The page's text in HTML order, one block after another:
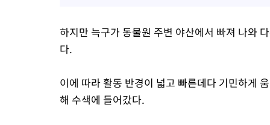
하지만 늑구가 동물원 주변 야산에서 빠져 나와
다.
이에 따라 활동 반경이 넓고 빠른데다 기민하게
해 수색에 들어갔다.